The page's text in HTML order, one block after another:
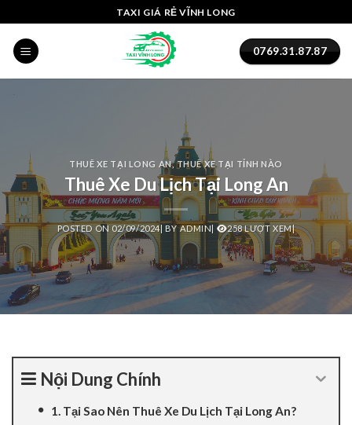
to
content
TAXI GIÁ RẺ VĨNH LONG
0769.31.87.87
THUÊ XE TẠI LONG AN,THUÊ XE TẠI TỈNH NÀO
Thuê Xe Du Lịch Tại Long An
POSTED ON 02/09/2024| BYADMIN| 258 LƯỢT XEM|
Nội Dung Chính
1. Tại Sao Nên Thuê Xe Du Lịch Tại Long An?